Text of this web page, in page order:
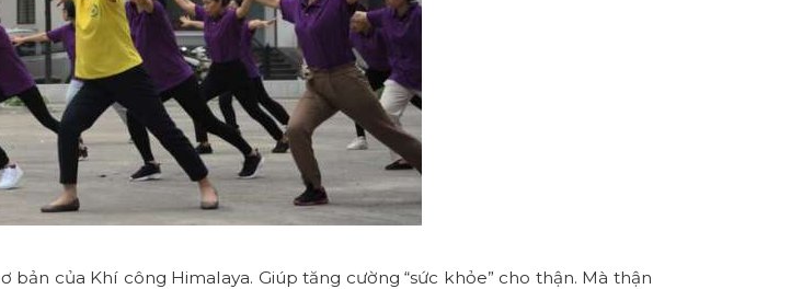
của Khí công Himalaya. Giúp tăng cường “sức khỏe” cho thận. Mà thận